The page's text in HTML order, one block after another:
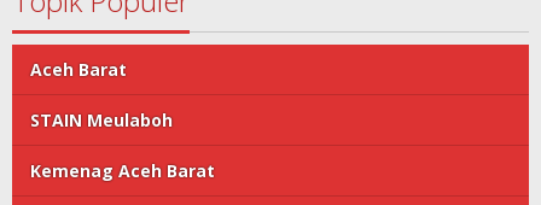
Aceh Barat
STAIN Meulaboh
Kemenag Aceh Barat